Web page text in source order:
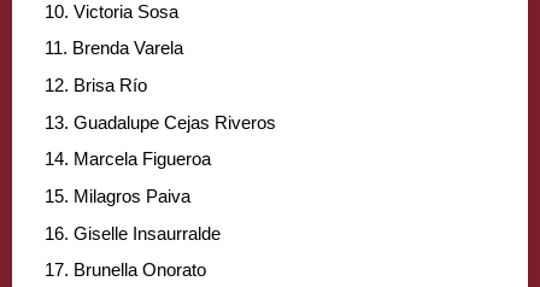
10. Victoria Sosa
11. Brenda Varela
12. Brisa Río
13. Guadalupe Cejas Riveros
14. Marcela Figueroa
15. Milagros Paiva
16. Giselle Insaurralde
17. Brunella Onorato